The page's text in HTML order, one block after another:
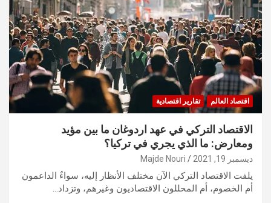
اقتصاد العالم تقارير اقتصادية
الاقتصاد التركي في عهد اردوغان ما بين مؤيد
ومعارض: ما الذي يجري في تركيا؟
ديسمبر 19, 2021 Majde Nouri
يلفت الاقتصاد التركي الآن مختلف الأنظار إليه، سواءٌ الداعمون
أم الخصوم، أم المحللون الاقتصاديون وغيرهم، وتزداد…